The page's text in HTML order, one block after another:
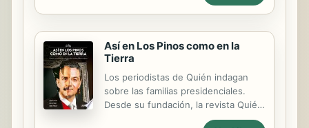
una sintética biografía espiritual que
pensamiento y la obra de esta
importante figura eclesial de nuestro
tiempo. Para elaborarla, don Massimo
Camisasca, actualmente obispo
emérito de Reggio Emilia - Guastalla,
ha releído, página por página, toda la
Así en Los Pinos como en la
Tierra
Los periodistas de Quién indagan
sobre las familias presidenciales.
Desde su fundación, la revista Quién
se ha dedicado a investigar la vida y